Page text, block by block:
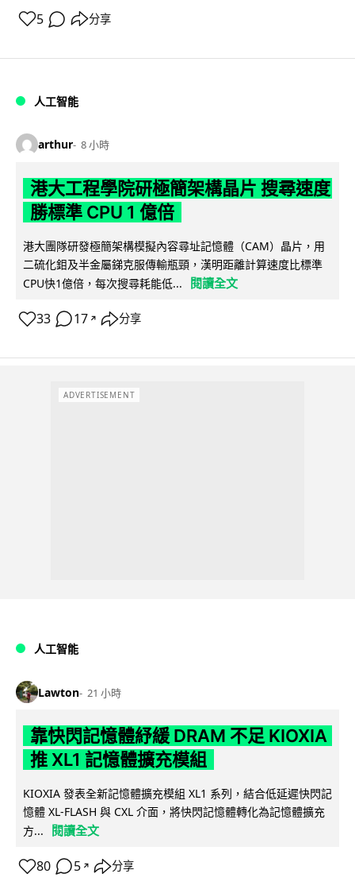
5 分享
人工智能
arthur 8 小時
港大工程學院研極簡架構晶片 搜尋速度
勝標準 CPU 1 億倍
港大團隊研發極簡架構模擬內容尋址記憶體（CAM）晶片，用
二硫化鉬及半金屬銻克服傳輸瓶頸，漢明距離計算速度比標準
CPU快1億倍，每次搜尋耗能低...
閱讀全文
33 17 ↗ 分享
ADVERTISEMENT
人工智能
Lawton 21 小時
靠快閃記憶體紓緩 DRAM 不足 KIOXIA
推 XL1 記憶體擴充模組
KIOXIA 發表全新記憶體擴充模組 XL1 系列，結合低延遲快閃記
憶體 XL-FLASH 與 CXL 介面，將快閃記憶體轉化為記憶體擴充
方...
閱讀全文
80 5 ↗ 分享